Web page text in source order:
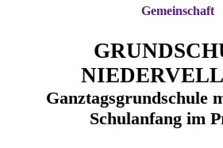
Ganztagsgrundschule
Schulanfang im
Gemeinschaft